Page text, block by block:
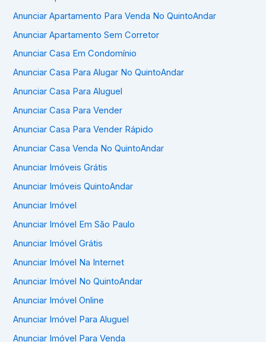
Anunciar Apartamento Para Venda No QuintoAndar
Anunciar Apartamento Sem Corretor
Anunciar Casa Em Condomínio
Anunciar Casa Para Alugar No QuintoAndar
Anunciar Casa Para Aluguel
Anunciar Casa Para Vender
Anunciar Casa Para Vender Rápido
Anunciar Casa Venda No QuintoAndar
Anunciar Imóveis Grátis
Anunciar Imóveis QuintoAndar
Anunciar Imóvel
Anunciar Imóvel Em São Paulo
Anunciar Imóvel Grátis
Anunciar Imóvel Na Internet
Anunciar Imóvel No QuintoAndar
Anunciar Imóvel Online
Anunciar Imóvel Para Aluguel
Anunciar Imóvel Para Venda